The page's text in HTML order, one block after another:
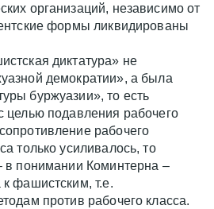
организаций, независимо от
формы ликвидированы
диктатура» не
демократии», а была
буржуазии», то есть
целью подавления рабочего
рабочего
только усиливалось, то
в понимании Коминтерна –
фашистским, т.е.
против рабочего класса.